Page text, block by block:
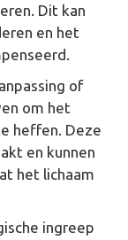
Dit kan
en het
of
om het
heffen. Deze
en kunnen
het lichaam
ingreep